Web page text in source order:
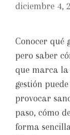
diciembre 4,
Conocer qué
pero saber
que marca
gestión
provocar
paso, cómo
forma